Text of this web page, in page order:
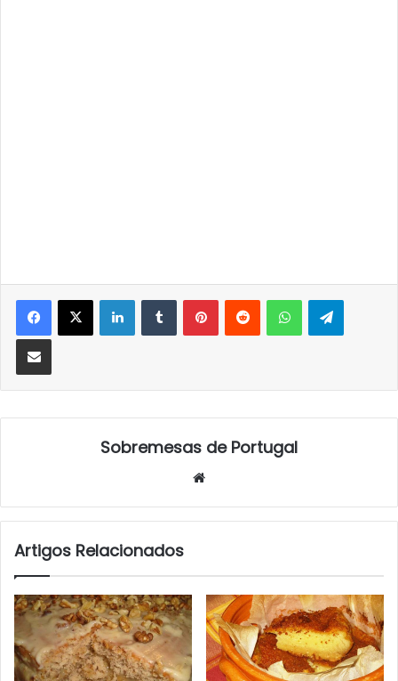
LinkedInTumblrPinterestReddit WhatsApp
Partilhar Via Email
Sobremesas de Portugal
Artigos Relacionados